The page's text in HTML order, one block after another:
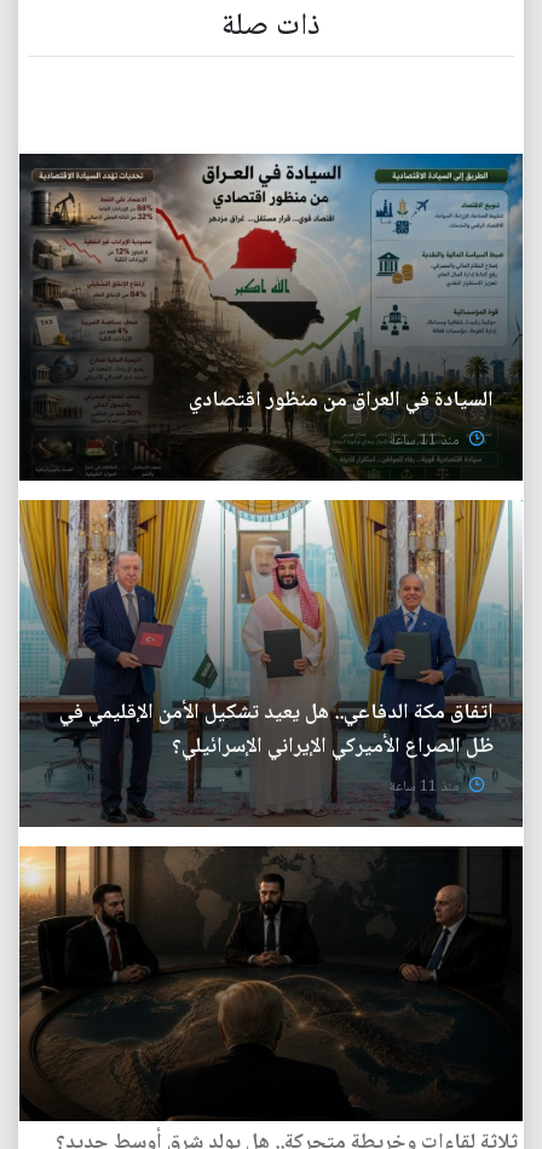
ذات صلة
السيادة في العراق من منظور اقتصادي
منذ 11 ساعة
اتفاق مكة الدفاعي.. هل يعيد تشكيل الأمن الإقليمي في
ظل الصراع الأميركي الإيراني الإسرائيلي؟
منذ 11 ساعة